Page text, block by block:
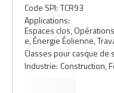
Code SPI: TCR93
Applications:
Espaces clos,
e, Énergie Éolienne,
Classes pour casque de
Industrie: Construction,